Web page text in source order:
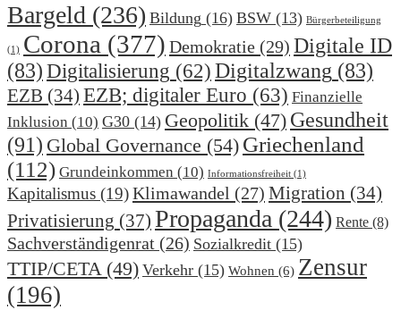
Bargeld (236) Bildung (16) BSW (13) Bürgerbeteiligung
(1) Corona (377) Demokratie (29) Digitale ID
(83) Digitalisierung (62) Digitalzwang (83)
EZB (34) EZB; digitaler Euro (63) Finanzielle
Inklusion (10) G30 (14) Geopolitik (47) Gesundheit
(91) Global Governance (54) Griechenland
(112) Grundeinkommen (10) Informationsfreiheit (1)
Kapitalismus (19)Klimawandel (27) Migration (34)
Privatisierung (37) Propaganda (244) Rente (8)
Sachverständigenrat (26) Sozialkredit (15)
TTIP/CETA(49) Verkehr (15) Wohnen (6) Zensur
(196)